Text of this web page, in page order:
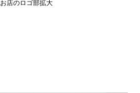
お店のロゴ部拡大